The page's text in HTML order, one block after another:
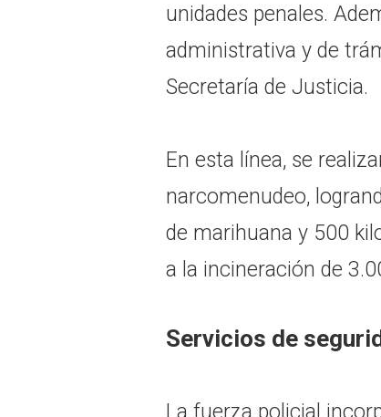
unidades penales.
administrativa y de
Secretaría de Justicia.
En esta línea, se
narcomenudeo,
de marihuana y 500
a la incineración de
Servicios de
La fuerza policial